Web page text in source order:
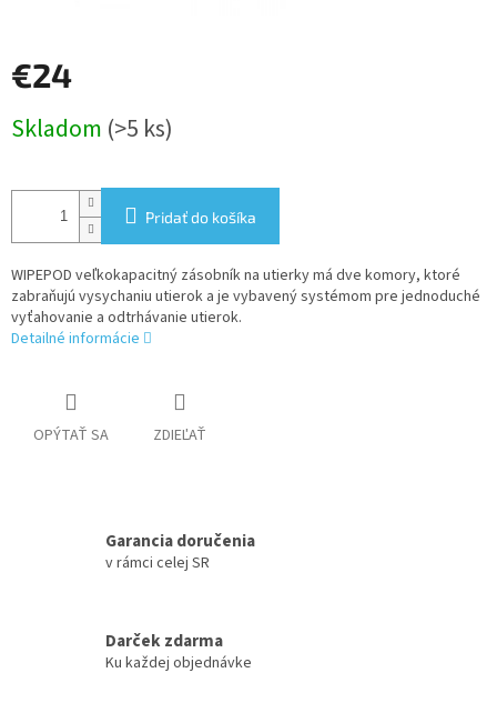
€24
cena:
Skladom (>5 ks)
Pridať do košíka
WIPEPOD veľkokapacitný zásobník na utierky má dve komory, ktoré
zabraňujú vysychaniu utierok a je vybavený systémom pre jednoduché
vyťahovanie a odtrhávanie utierok.
Detailné informácie
OPÝTAŤ SA ZDIEĽAŤ
Garancia doručenia
v rámci celej SR
Darček zdarma
Ku každej objednávke